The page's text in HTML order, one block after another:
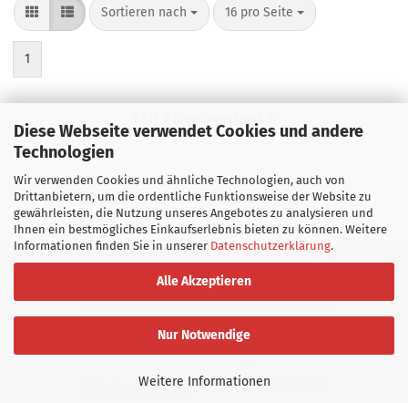
Diese Webseite verwendet Cookies und andere
Technologien
Wir verwenden Cookies und ähnliche Technologien, auch von
Drittanbietern, um die ordentliche Funktionsweise der Website zu
gewährleisten, die Nutzung unseres Angebotes zu analysieren und
Ihnen ein bestmögliches Einkaufserlebnis bieten zu können. Weitere
Informationen finden Sie in unserer Datenschutzerklärung.
Alle Akzeptieren
Nur Notwendige
Weitere Informationen
Sortieren nach
Sortieren nach 16 pro Seite
pro Seite
1
Kontakt
Versand- & Zahlungsbedingungen
Widerrufsrecht & Muster-Widerrufsformular
Privatsphäre und Datenschutz
AGB
Cookie Einstellungen
Webshop erstellenmit Gambio.de © 2026